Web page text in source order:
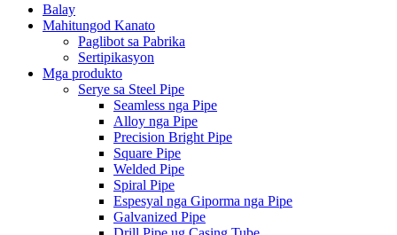
Balay
Mahitungod Kanato
Paglibot sa Pabrika
Sertipikasyon
Mga produkto
Serye sa Steel Pipe
Seamless nga Pipe
Alloy nga Pipe
Precision Bright Pipe
Square Pipe
Welded Pipe
Spiral Pipe
Espesyal nga Giporma nga Pipe
Galvanized Pipe